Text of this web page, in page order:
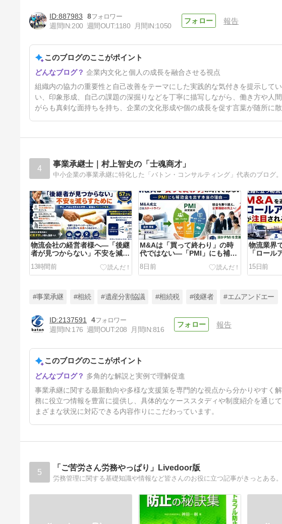
子育てと向き合える会社に
5日前
887983
8
週間IN:200 週間OUT:1180 月間IN:1050
報告
このブログのここがポイント
企業内文化と個人の成長を融合させる視点
組織内の協力の重要性と自己改善をテーマにした実践的な気付きを提示して
い、印象形成、自己の課題の深掘りなどを丁寧に描写しながら、働き方や人
がらも真剣な面持ちを持ち、企業の文化形成や個の成長を促す言葉が随所に散
4 事業承継士｜村上智史の「士魂商才」
物流会社の経営者様へ―「後継
者が見つからない」不安を減ら
13時間前
M&Aは「買って終わり」の時
代ではない―「PMI」にも補助
8日前
物流業界
「ロール
15日前
が！？国税庁が60年ぶりに非
上場株評価方法を見直しへ
32日前
#事業承継 #相続 #遺産分割協議 #相続税 #後継者 #エムアンドエー
2137591
4
週間IN:176 週間OUT:208 月間IN:816
報告
このブログのここがポイント
多角的な解説と実例で理解促進
事業承継に関する最新動向や多様な支援策を専門的な視点から分かりやすく
務に役立つ情報を豊富に提供し、具体的なケーススタディや制度紹介を通じ
まざまな状況に対応できる内容作りにこだわっています。
5 「ご苦労さん労務やっぱり」Livedoor版
労務管理に関する基礎知識や情報など皆さんのお役に立つ記事がきっとある